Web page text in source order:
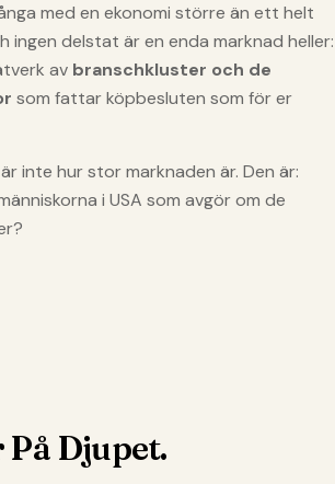
med en ekonomi större än ett helt
ingen delstat är en enda marknad heller:
av branschkluster och de
som fattar köpbesluten som för er
inte hur stor marknaden är. Den är:
i USA som avgör om de
På Djupet.